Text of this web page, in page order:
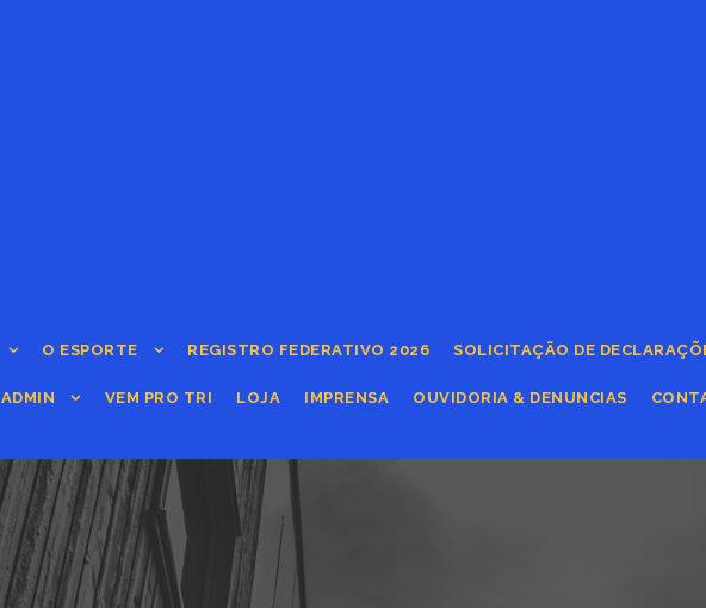
O ESPORTE REGISTRO FEDERATIVO 2026 SOLICITAÇÃO DE
ADMIN VEM PRO TRI LOJA IMPRENSA OUVIDORIA & DENUNCIAS